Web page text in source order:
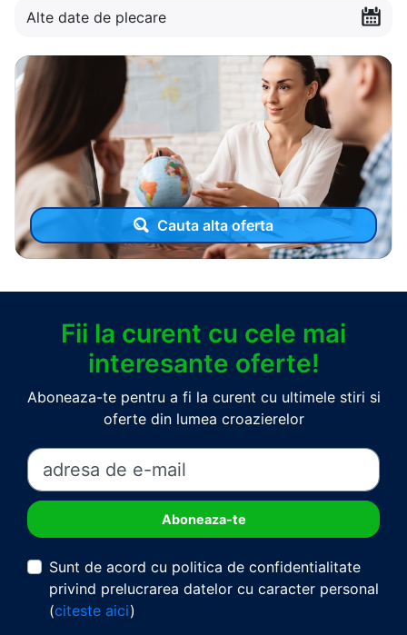
Alte date de plecare
Cauta alta oferta
Fii la curent cu cele mai
interesante oferte!
Aboneaza-te pentru a fi la curent cu ultimele stiri si
oferte din lumea croazierelor
Sunt de acord cu politica de confidentialitate
privind prelucrarea datelor cu caracter personal
(citeste aici)